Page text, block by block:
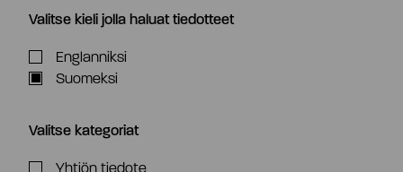
Valitse kieli jolla haluat tiedotteet
Englanniksi
Suomeksi
Valitse kategoriat
Yhtiön tiedote